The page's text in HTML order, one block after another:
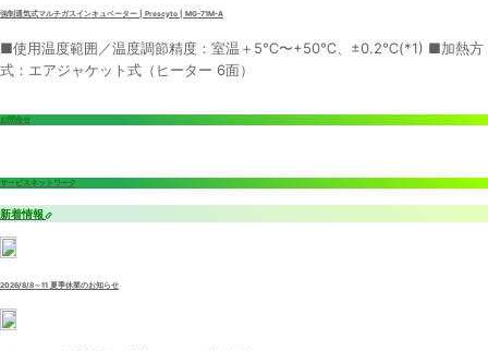
強制通気式マルチガスインキュベーター | Prescyto | MG-71M-A
■使用温度範囲／温度調節精度：室温＋5℃〜+50℃、±0.2℃(*1) ■加熱方
式：エアジャケット式（ヒーター 6面）
お問合せ
サービスネットワーク
新着情報
2026/8/8～11 夏季休業のお知らせ